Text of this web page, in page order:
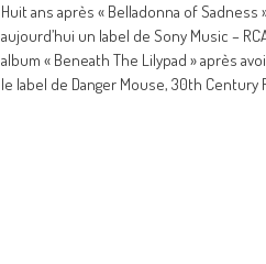
Huit ans après « Belladonna of Sadness
aujourd’hui un label de Sony Music –
album « Beneath The Lilypad » après
le label de Danger Mouse, 30th Century